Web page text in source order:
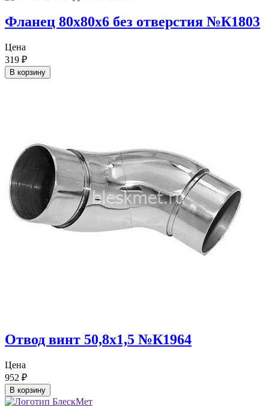
Фланец 80х80х6 без отверстия №К1803
Цена
319 ₽
В корзину
Отвод винт 50,8х1,5 №К1964
Цена
952 ₽
В корзину